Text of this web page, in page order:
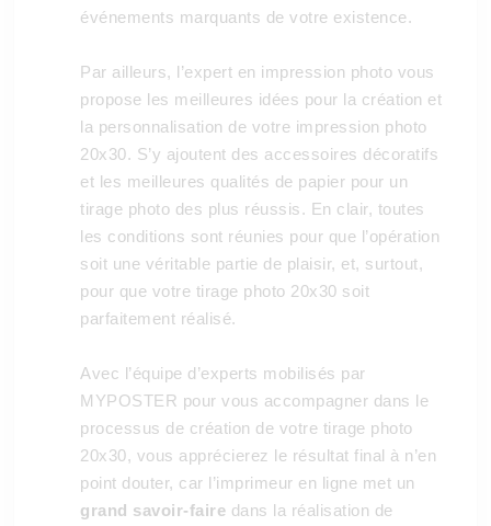
événements marquants de votre existence.
Par ailleurs, l’expert en impression photo vous
propose les meilleures idées pour la création et
la personnalisation de votre impression photo
20x30. S’y ajoutent des accessoires décoratifs
et les meilleures qualités de papier pour un
tirage photo des plus réussis. En clair, toutes
les conditions sont réunies pour que l’opération
soit une véritable partie de plaisir, et, surtout,
pour que votre tirage photo 20x30 soit
parfaitement réalisé.
Avec l’équipe d’experts mobilisés par
MYPOSTER pour vous accompagner dans le
processus de création de votre tirage photo
20x30, vous apprécierez le résultat final à n’en
point douter, car l’imprimeur en ligne met un
grand savoir-faire dans la réalisation de